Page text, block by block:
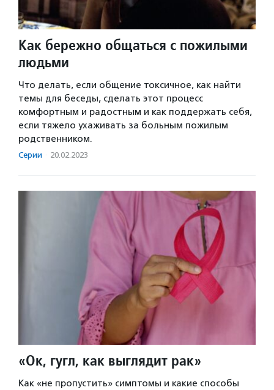
Как бережно общаться с пожилыми
людьми
Что делать, если общение токсичное, как найти
темы для беседы, сделать этот процесс
комфортным и радостным и как поддержать себя,
если тяжело ухаживать за больным пожилым
родственником.
Серии · 20.02.2023
«Ок, гугл, как выглядит рак»
Как «не пропустить» симптомы и какие способы